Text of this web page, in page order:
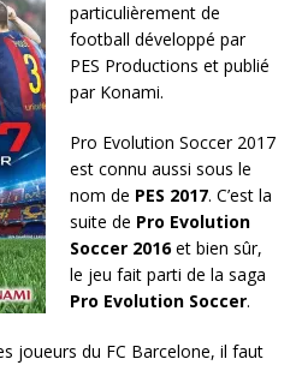
particulièrement de
football développé par
PES Productions et publié
par Konami.
Pro Evolution Soccer 2017
est connu aussi sous le
nom de PES 2017. C’est la
suite de Pro Evolution
Soccer 2016et bien sûr,
le jeu fait parti de la saga
Pro Evolution Soccer.
joueurs du FC Barcelone, il faut